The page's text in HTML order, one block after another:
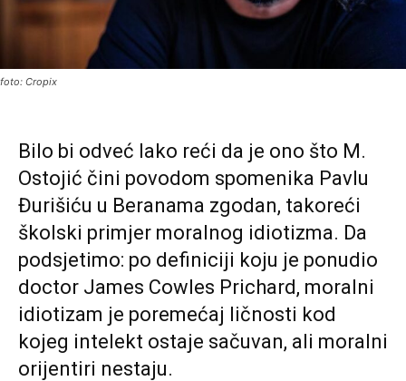
foto: Cropix
Bilo bi odveć lako reći da je ono što M.
Ostojić čini povodom spomenika Pavlu
Đurišiću u Beranama zgodan, takoreći
školski primjer moralnog idiotizma. Da
podsjetimo: po definiciji koju je ponudio
doctor James Cowles Prichard, moralni
idiotizam je poremećaj ličnosti kod
kojeg intelekt ostaje sačuvan, ali moralni
orijentiri nestaju.